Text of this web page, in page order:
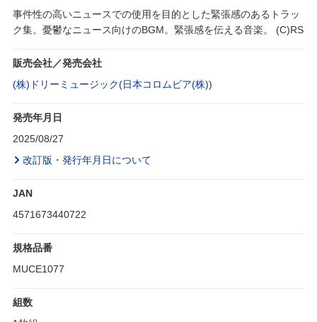
事件性の高いニュースでの使用を目的とした緊張感のあるトラッ
ク集。憂鬱なニュース向けのBGM。緊張感を伝える音楽。 (C)RS
販売会社／発売会社
(株)ドリーミュージック(日本コロムビア(株))
発売年月日
2025/08/27
改訂版・発行年月日について
JAN
4571673440722
規格品番
MUCE1077
組数